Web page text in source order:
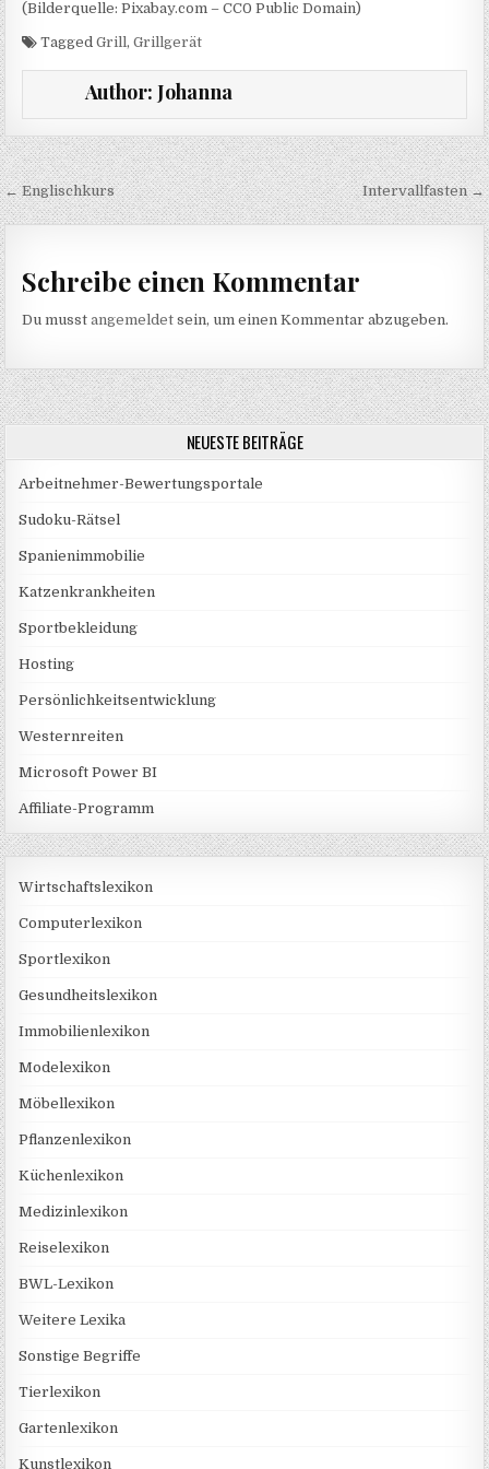
(Bilderquelle: Pixabay.com – CC0 Public Domain)
TaggedGrill,Grillgerät
Author: Johanna
Beitragsnavigation
← Englischkurs Intervallfasten →
Schreibe einen Kommentar
Du musstangemeldet sein, um einen Kommentar abzugeben.
NEUESTE BEITRÄGE
Arbeitnehmer-Bewertungsportale
Sudoku-Rätsel
Spanienimmobilie
Katzenkrankheiten
Sportbekleidung
Hosting
Persönlichkeitsentwicklung
Westernreiten
Microsoft Power BI
Affiliate-Programm
Wirtschaftslexikon
Computerlexikon
Sportlexikon
Gesundheitslexikon
Immobilienlexikon
Modelexikon
Möbellexikon
Pflanzenlexikon
Küchenlexikon
Medizinlexikon
Reiselexikon
BWL-Lexikon
Weitere Lexika
Sonstige Begriffe
Tierlexikon
Gartenlexikon
Kunstlexikon